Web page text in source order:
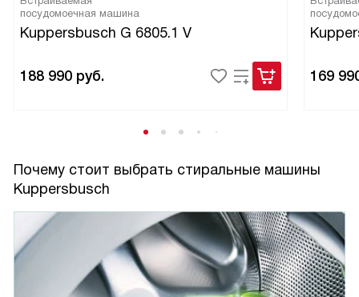
посудомоечная машина
Kuppersbusch G 6805.1 V
188 990 руб. 169
Почему стоит выбрать стиральные машины
Kuppersbusch